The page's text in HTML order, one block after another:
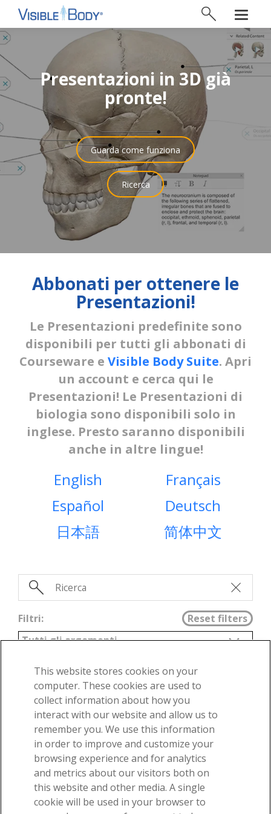
Presentazioni in 3D già
pronte!
Guarda come funziona
Ricerca
Abbonati per ottenere le
Presentazioni!
Le Presentazioni predefinite sono
disponibili per tutti gli abbonati di
Courseware e Visible Body Suite. Apri
un account e cerca qui le
Presentazioni! Le Presentazioni di
biologia sono disponibili solo in
inglese. Presto saranno disponibili
anche in altre lingue!
English
Français
Español
Deutsch
日本語
简体中文
Filtri:
16 - 14 di 14
La ricerca ha prodotto 0 risultati.
Ricevi le nostre fantastiche e-mail sull'anatomia!
Quando selezioni "Iscriviti" inizierai a ricevere la nostra newsletter
This website stores cookies on your
computer. These cookies are used to
collect information about how you
interact with our website and allow us to
remember you. We use this information
in order to improve and customize your
browsing experience and for analytics
and metrics about our visitors both on
this website and other media. A single
cookie will be used in your browser to